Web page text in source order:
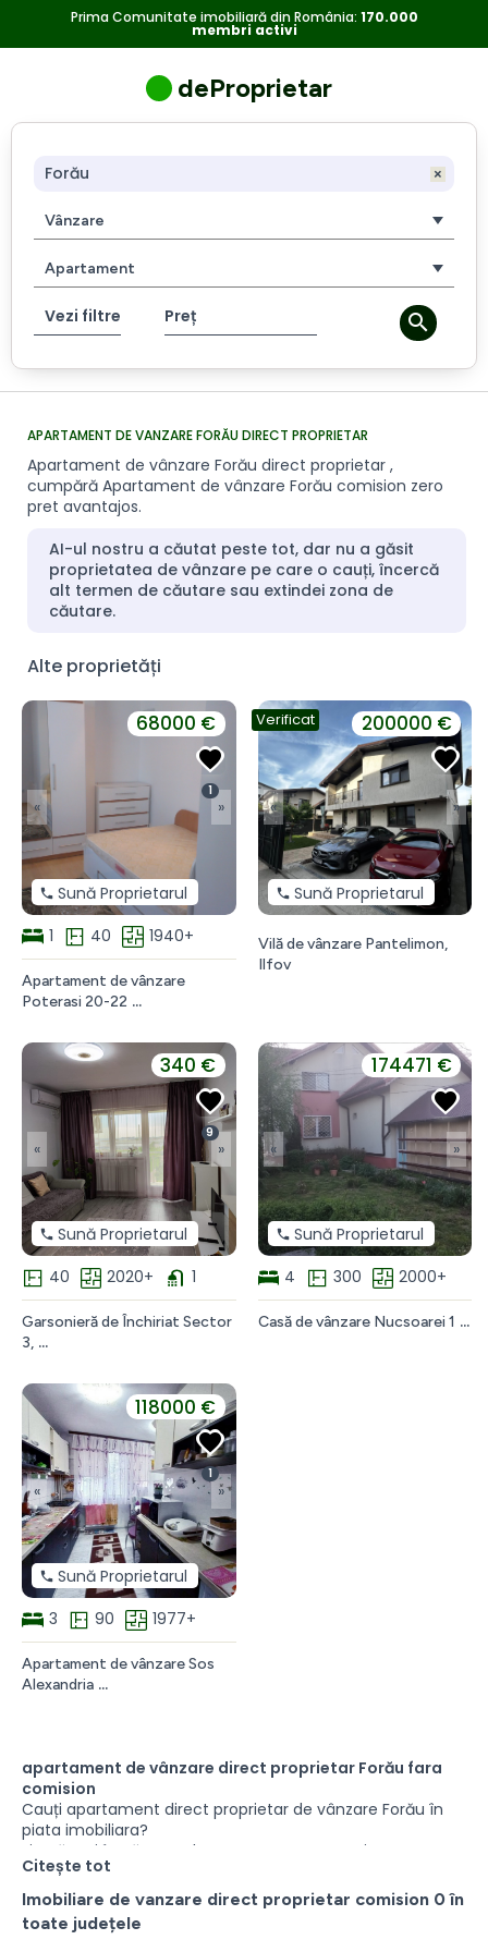
Apartament
vanzare
Forău
direct
proprietar
Apartament
proprietar
cumpără
Forău
avantajos.
Prima Comunitate imobiliară din România: 170.000
membri activi
deProprietar
Vânzare
Apartament
Vezi filtre Preț
APARTAMENT DE VANZARE FORĂU DIRECT PROPRIETAR
Apartament de vânzare Forău direct proprietar ,
cumpără Apartament de vânzare Forău comision zero
pret avantajos.
AI-ul nostru a căutat peste tot, dar nu a găsit
proprietatea de vânzare pe care o cauți, încercă
alt termen de căutare sau extindei zona de
căutare.
Alte proprietăți
« »
68000 €
1
Sună Proprietarul
1
40 1940+
Apartament de vânzare
Poterasi 20-22
de
vânzare
Poterasi
București
Verificat
« »
200000 €
Sună Proprietarul
Vilă de vânzare Pantelimon,
Ilfov
« »
340 €
9
Sună Proprietarul
40
2020+ 1
Garsonieră de Închiriat Sector
3,
« »
174471 €
Sună Proprietarul
4
300 2000+
Casă de vânzare Nucsoarei 1
« »
118000 €
1
Sună Proprietarul
3
90 1977+
Apartament de vânzare Sos
Alexandria
Sos
Alexandria
15
București
apartament de vânzare direct proprietar Forău fara
comision
Cauți apartament direct proprietar de vânzare Forău în
piata imobiliara?
Fie că ești în căutare de apartament, garsoniera, teren,
casă de vacanță, o proprietate comercială sau o
proprietate permanentă, există multe anunțuri cu
apartament direct proprietar de vânzare care ar putea fi
perfecte pentru tine. Aici puteți găsi apartament de
Citește tot
Imobiliare de vanzare direct proprietar comision 0 în
toate județele